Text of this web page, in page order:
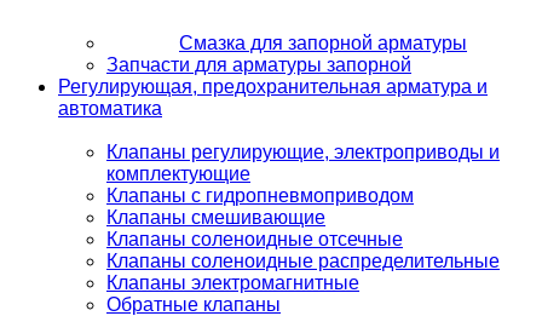
Смазка для запорной арматуры
Запчасти для арматуры запорной
Регулирующая, предохранительная арматура и
автоматика
Клапаны регулирующие, электроприводы и
комплектующие
Клапаны с гидропневмоприводом
Клапаны смешивающие
Клапаны соленоидные отсечные
Клапаны соленоидные распределительные
Клапаны электромагнитные
Обратные клапаны